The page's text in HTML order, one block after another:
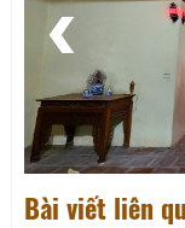
Bài viết liên